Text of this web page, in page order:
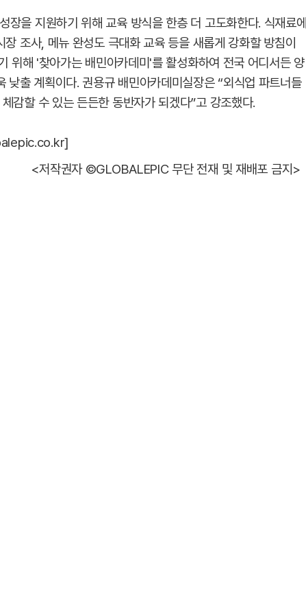
장을 지원하기 위해 교육 방식을 한층 더 고도화한다. 식재료에
조사, 메뉴 완성도 극대화 교육 등을 새롭게 강화할 방침이
위해 '찾아가는 배민아카데미'를 활성화하여 전국 어디서든 양
낮출 계획이다. 권용규 배민아카데미실장은 “외식업 파트너들
감할 수 있는 든든한 동반자가 되겠다”고 강조했다.
<저작권자 ©GLOBALEPIC 무단 전재 및 재배포 금지>